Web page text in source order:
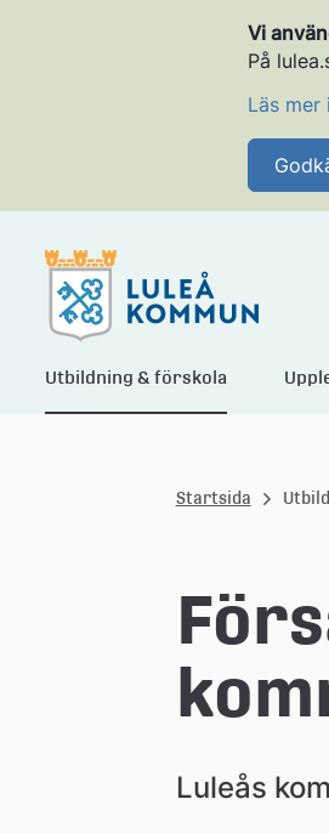
Vi
På
Läs
L
Utbildning & förskola
Startsida
Luleås